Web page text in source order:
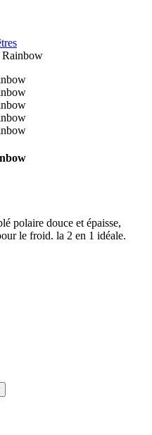
Rainbow
polaire douce et épaisse,
le froid. la 2 en 1 idéale.